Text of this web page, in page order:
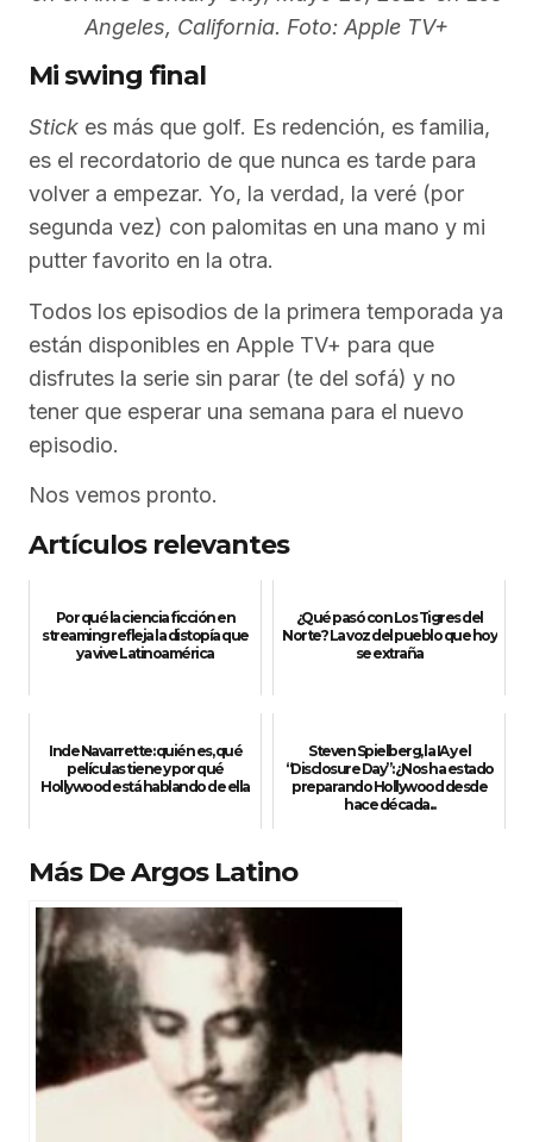
Angeles, California. Foto: Apple TV+
Mi swing final
Stick es más que golf. Es redención, es familia,
es el recordatorio de que nunca es tarde para
volver a empezar. Yo, la verdad, la veré (por
segunda vez) con palomitas en una mano y mi
putter favorito en la otra.
Todos los episodios de la primera temporada ya
están disponibles en Apple TV+ para que
disfrutes la serie sin parar (te del sofá) y no
tener que esperar una semana para el nuevo
episodio.
Nos vemos pronto.
Artículos relevantes
Por qué la ciencia ficción en
streaming refleja la distopía que
ya vive Latinoamérica
¿Qué pasó con Los Tigres del
Norte? La voz del pueblo que hoy
se extraña
Inde Navarrette: quién es, qué
películas tiene y por qué
Hollywood está hablando de ella
Steven Spielberg, la IA y el
“Disclosure Day”: ¿Nos ha estado
preparando Hollywood desde
hace década...
Más De Argos Latino